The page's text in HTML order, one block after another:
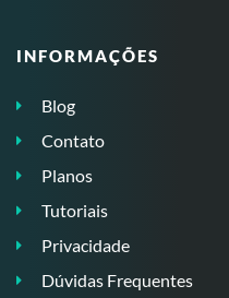
INFORMAÇÕES
Blog
Contato
Planos
Tutoriais
Privacidade
Dúvidas Frequentes